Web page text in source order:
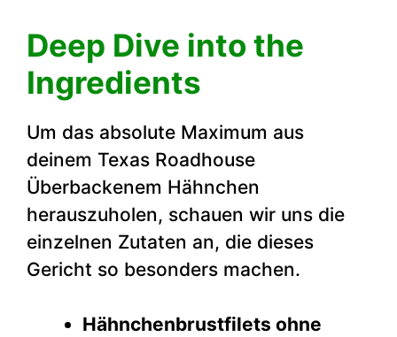
Deep Dive into the
Ingredients
Um das absolute Maximum aus
deinem Texas Roadhouse
Überbackenem Hähnchen
herauszuholen, schauen wir uns die
einzelnen Zutaten an, die dieses
Gericht so besonders machen.
Hähnchenbrustfilets ohne